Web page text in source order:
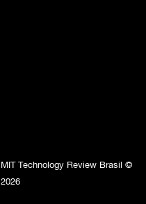
MIT Technology Review Brasil ©
2026